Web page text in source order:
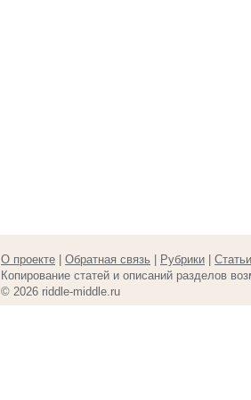
О проекте Обратная связь Рубрики
Статьи
Копирование статей и описаний разделов
© 2026 riddle-middle.ru